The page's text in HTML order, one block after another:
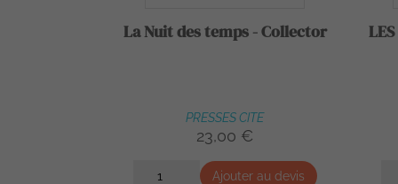
La Nuit des temps - Collector
PRESSES CITE
23,00 €
Ajouter au devis